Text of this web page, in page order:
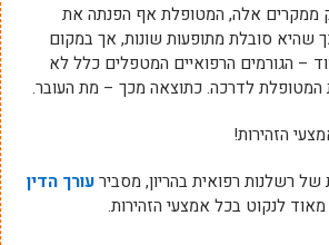
ממקרים אלה, המטופלת אף הפנתה את
שהיא סובלת מתופעות שונות, אך במקום
– הגורמים הרפואיים המטפלים כלל לא
המטופלת לדרכה. כתוצאה מכך – מת העובר.
הזהירות!
רשלנות רפואית בהריון, מסבירעורך הדין
לנקוט בכל אמצעי הזהירות.